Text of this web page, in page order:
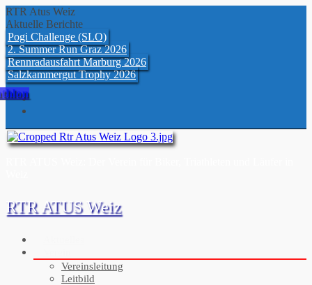
Skip
to
content
RTR Atus Weiz
Aktuelle Berichte
Pogi Challenge (SLO)
2. Summer Run Graz 2026
Rennradausfahrt Marburg 2026
Salzkammergut Trophy 2026
RTR ATUS Weiz
Vereinsleitung
Leitbild